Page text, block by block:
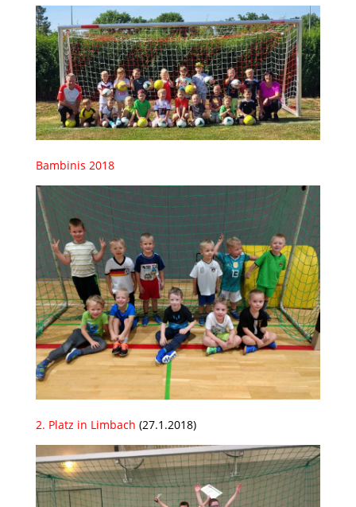
Bambinis 2018
2. Platz in Limbach (27.1.2018)